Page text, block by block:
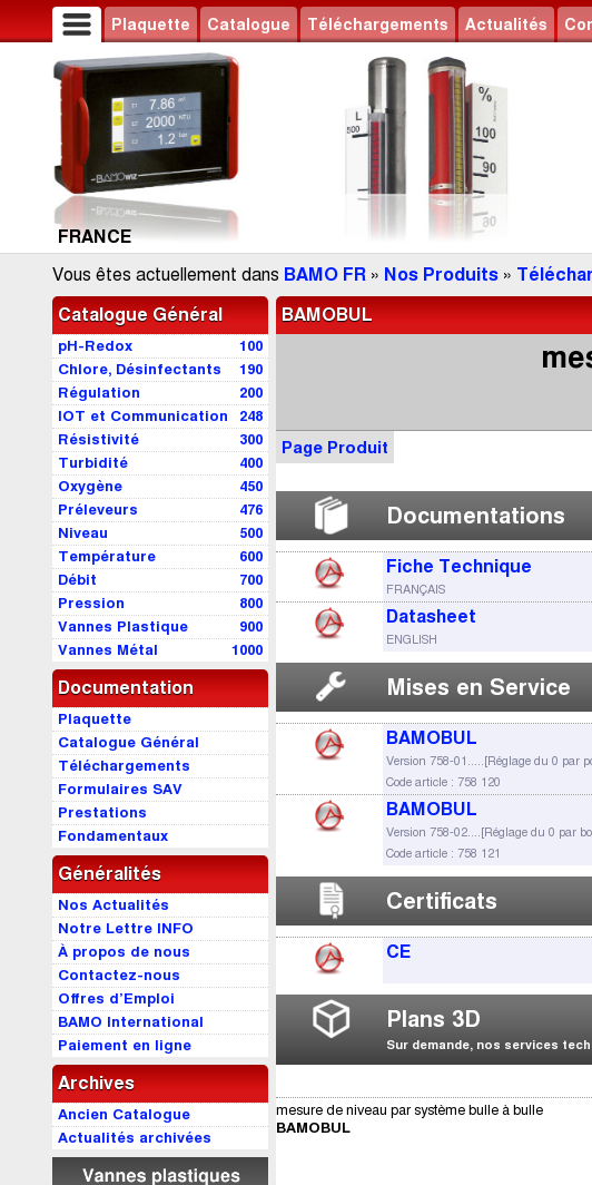
Plaquette Catalogue Téléchargements Actualités
FRANCE
Vous êtes actuellement dans BAMO FR » Nos Produits »
Catalogue Général
100
pH-Redox
190
Chlore, Désinfectants
200
Régulation
248
IOT et Communication
300
Résistivité
400
Turbidité
450
Oxygène
476
Préleveurs
500
Niveau
600
Température
700
Débit
800
Pression
900
Vannes Plastique
1000
Vannes Métal
Documentation
Plaquette
Catalogue Général
Téléchargements
Formulaires SAV
Prestations
Fondamentaux
Généralités
Nos Actualités
Notre Lettre INFO
À propos de nous
Contactez-nous
Offres d’Emploi
BAMO International
Paiement en ligne
Archives
Ancien Catalogue
Actualités archivées
BAMOBUL
Page Produit
Documentations
Fiche Technique
FRANÇAIS
Datasheet
ENGLISH
Mises en Service
BAMOBUL
Version 758-01.....[Réglage du 0 par
Code article : 758 120
BAMOBUL
Version 758-02....[Réglage du 0 par
Code article : 758 121
Certificats
CE
Plans 3D
Sur demande, nos services
mesure de niveau par système bulle à bulle
BAMOBUL